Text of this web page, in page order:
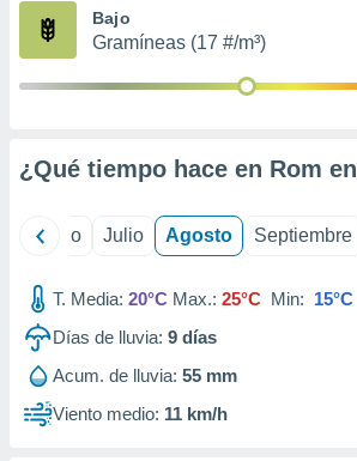
publicidad
publicidad
1199
Bajo
Gramíneas (17 #/m³)
¿Qué tiempo hace en Rom en
Junio Julio Agosto Septiembre
T. Media: 20°C Max.: 25°C Min: 15°C
Días de lluvia: 9 días
Acum. de lluvia: 55 mm
Viento medio: 11 km/h